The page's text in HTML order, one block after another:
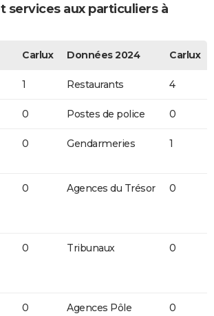
services aux particuliers à
Carlux Données 2024 Carlux
1 Restaurants 4
0 Postes de police 0
0 Gendarmeries 1
0 Agences du Trésor 0
0 Tribunaux 0
0 Agences Pôle 0